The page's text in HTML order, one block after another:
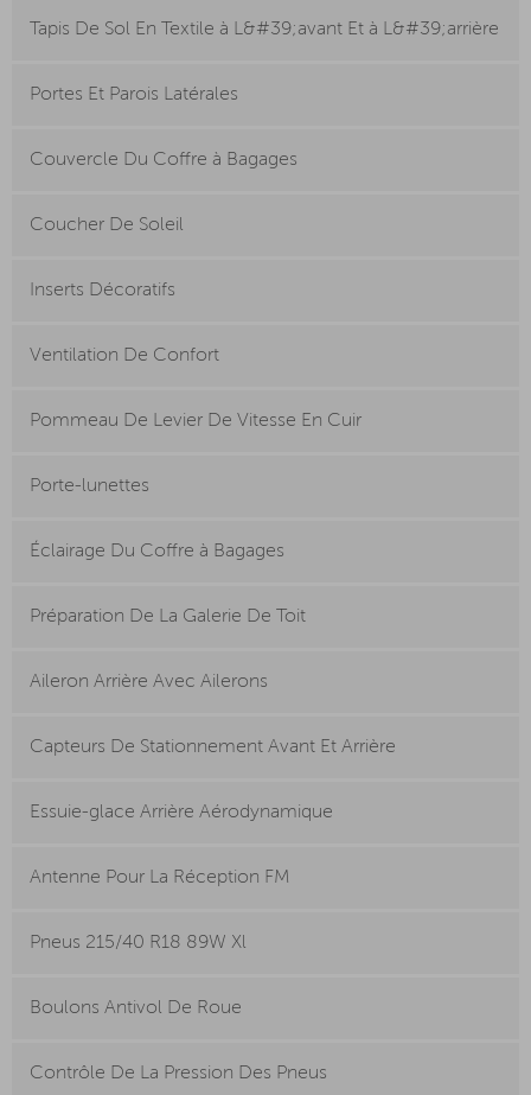
Tapis De Sol En Textile à L&#39;avant Et à L&#39;arrière
Portes Et Parois Latérales
Couvercle Du Coffre à Bagages
Coucher De Soleil
Inserts Décoratifs
Ventilation De Confort
Pommeau De Levier De Vitesse En Cuir
Porte-lunettes
Éclairage Du Coffre à Bagages
Préparation De La Galerie De Toit
Aileron Arrière Avec Ailerons
Capteurs De Stationnement Avant Et Arrière
Essuie-glace Arrière Aérodynamique
Antenne Pour La Réception FM
Pneus 215/40 R18 89W Xl
Boulons Antivol De Roue
Contrôle De La Pression Des Pneus